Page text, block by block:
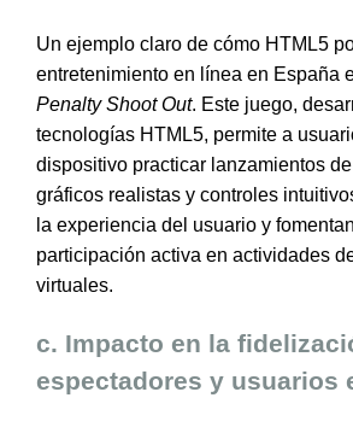
Un ejemplo claro de cómo HTML5
entretenimiento en línea en España
Penalty Shoot Out. Este juego,
tecnologías HTML5, permite a
dispositivo practicar lanzamientos
gráficos realistas y controles
la experiencia del usuario y
participación activa en actividades
virtuales.
c. Impacto en la
espectadores y usuarios